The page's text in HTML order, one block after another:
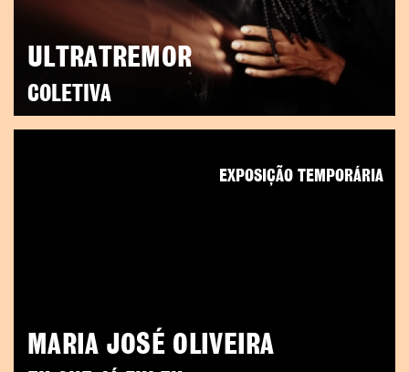
ULTRATREMOR
COLETIVA
MARIA JOSÉ OLIVEIRA
EXPOSIÇÃO TEMPORÁRIA